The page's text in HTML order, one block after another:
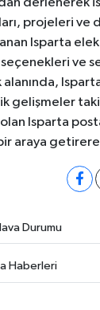
projeleri
Isparta
ve
alanında,
Isparta
araya
Durumu
Haberleri